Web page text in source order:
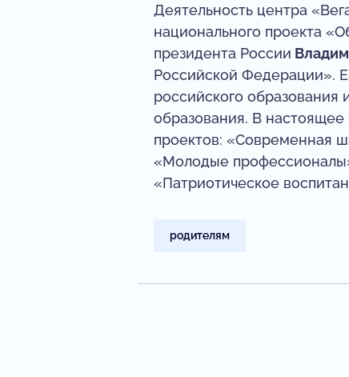
Деятельность центра
национального проекта
президента России
Российской Федерации».
российского
образования. В
проектов: «Современная
«Молодые
«Патриотическое
родителям